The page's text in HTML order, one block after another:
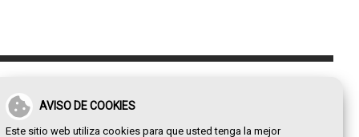
AVISO DE COOKIES
Este sitio web utiliza cookies para que usted tenga la mejor